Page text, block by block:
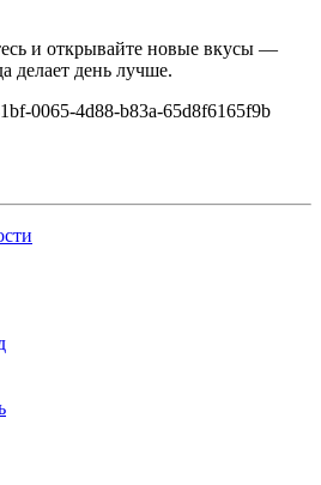
и открывайте новые вкусы —
делает день лучше.
0065-4d88-b83a-65d8f6165f9b